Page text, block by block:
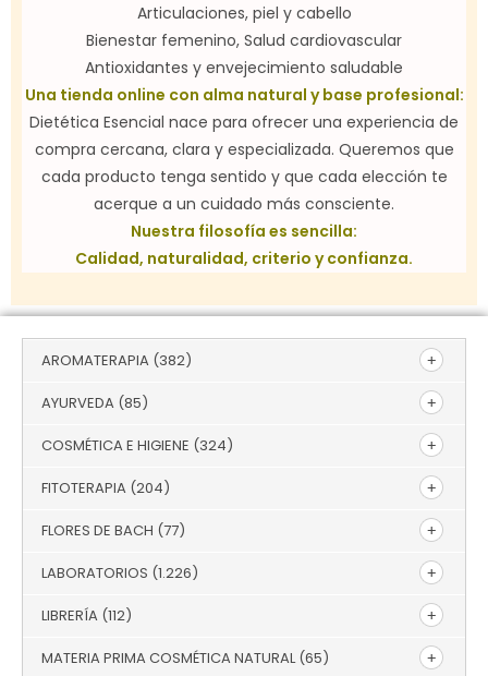
Articulaciones, piel y cabello
Bienestar femenino, Salud cardiovascular
Antioxidantes y envejecimiento saludable
Una tienda online con alma natural y base profesional:
Dietética Esencial nace para ofrecer una experiencia de
compra cercana, clara y especializada. Queremos que
cada producto tenga sentido y que cada elección te
acerque a un cuidado más consciente.
Nuestra filosofía es sencilla:
Calidad, naturalidad, criterio y confianza.
AROMATERAPIA (382)
AYURVEDA (85)
COSMÉTICA E HIGIENE (324)
FITOTERAPIA (204)
FLORES DE BACH (77)
LABORATORIOS (1.226)
LIBRERÍA (112)
MATERIA PRIMA COSMÉTICA NATURAL(65)